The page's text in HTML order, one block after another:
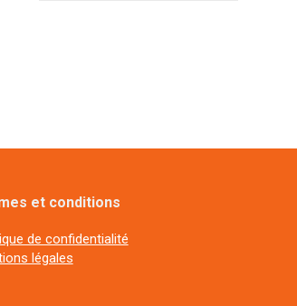
et conditions
de confidentialité
légales